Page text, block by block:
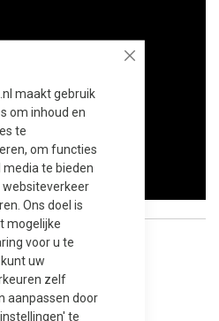
maakt gebruik
om inhoud en
te
om functies
media te bieden
websiteverkeer
Ons doel is
mogelijke
voor u te
uw
zelf
aanpassen door
te
maat